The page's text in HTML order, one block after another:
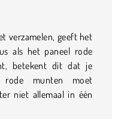
verzamelen, geeft het
als het paneel rode
betekent dit dat je
munten moet
niet allemaal in één